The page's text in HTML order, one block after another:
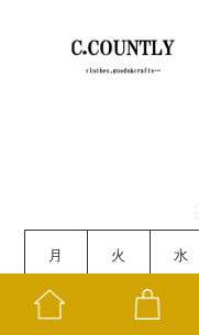
月 火 水